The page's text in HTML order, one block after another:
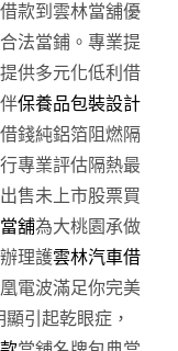
款到雲林當舖優
法當鋪。專業提
提供多元化低利借
保養品包裝設計
錢純鋁箔阻燃隔
專業評估隔熱最
售未上市股票買
舖為大桃園承做
理護雲林汽車借
電波滿足你完美
引起乾眼症，